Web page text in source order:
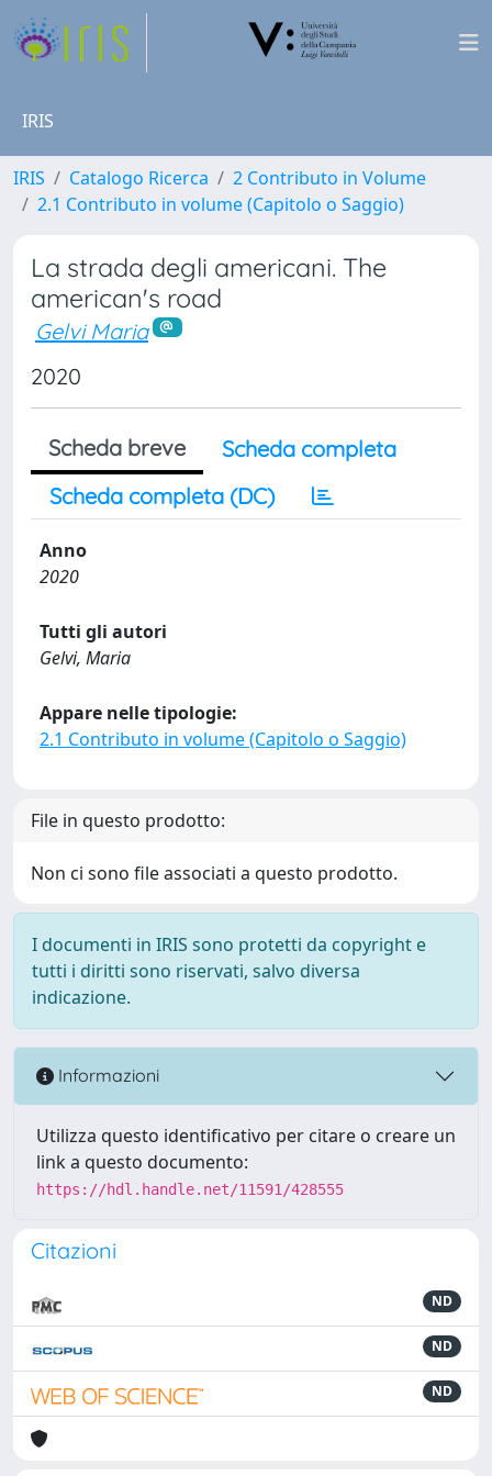
IRIS
IRIS Catalogo Ricerca
2 Contributo in Volume
2.1 Contributo in volume (Capitolo o Saggio)
La strada degli americani. The
american's road
Gelvi Maria
2020
Scheda breve
Scheda completa
Scheda completa (DC)
Anno
2020
Tutti gli autori
Gelvi, Maria
Appare nelle tipologie:
2.1 Contributo in volume (Capitolo o Saggio)
File in questo prodotto:
Non ci sono file associati a questo prodotto.
I documenti in IRIS sono protetti da copyright e
tutti i diritti sono riservati, salvo diversa
indicazione.
Informazioni
Utilizza questo identificativo per citare o creare un
link a questo documento:
https://hdl.handle.net/11591/428555
Citazioni
ND
ND
ND